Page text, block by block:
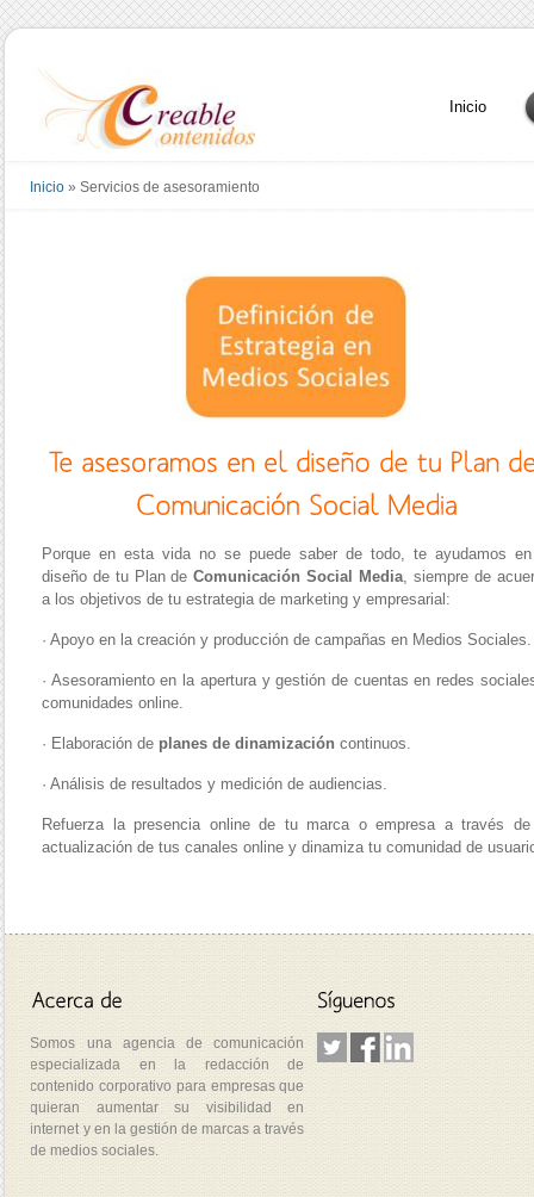
Inicio
Inicio » Servicios de asesoramiento
Porque en esta vida no se puede saber de todo, te ayudamos
diseño de tu Plan deComunicación Social Media, siempre de
a los objetivos de tu estrategia de marketing y empresarial:
· Apoyo en la creación y producción de campañas en Medios Sociales.
· Asesoramiento en la apertura y gestión de cuentas en redes
comunidades online.
· Elaboración de planes de dinamización continuos.
· Análisis de resultados y medición de audiencias.
Refuerza la presencia online de tu marca o empresa a través
actualización de tus canales online y dinamiza tu comunidad de
Somos una agencia de comunicación
especializada en la redacción de
contenido corporativo para empresas que
quieran aumentar su visibilidad en
internet y en la gestión de marcas a través
de medios sociales.